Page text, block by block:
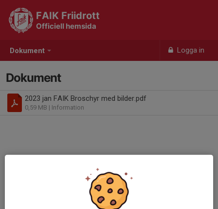
Dokument Logga in
FAIK Friidrott
Officiell hemsida
Dokument
2023 jan FAIK Broschyr med bilder.pdf
0,59 MB | Information